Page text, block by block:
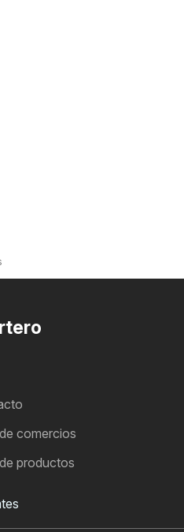
comercios
productos